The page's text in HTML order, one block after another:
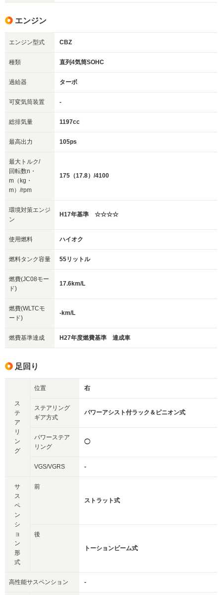
エンジン
エンジン型式 CBZ
種類 直列4気筒SOHC
過給器 ターボ
可変気筒装置 -
総排気量 1197cc
最高出力 105ps
最大トルク/
回転数n・
m（kg・
m）/rpm
175（17.8）/4100
環境対策エンジ
ン
H17年基準 ☆☆☆☆
使用燃料 ハイオク
燃料タンク容量 55リットル
燃費(JC08モー
ド)
17.6km/L
燃費(WLTCモ
ード)
-km/L
燃費基準達成 H27年度燃費基準 達成車
足回り
ス
テ
ア
リ
ン
グ
位置 右
ステアリング
ギア方式
パワーアシスト付ラック＆ピニオン式
パワーステア
リング
◯
VGS/VGRS -
サ
ス
ペ
ン
シ
ョ
ン
形
式
前
ストラット式
後
トーションビーム式
高性能サスペンション -